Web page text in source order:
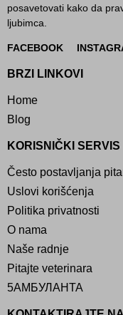
posavetovati kako da
ljubimca.
FACEBOOK
BRZI LINKOVI
Home
Blog
KORISNIČKI SERVIS
Često postavljanja
Uslovi korišćenja
Politika privatnosti
O nama
Naše radnje
Pitajte veterinara
5АМБУЛАНТА